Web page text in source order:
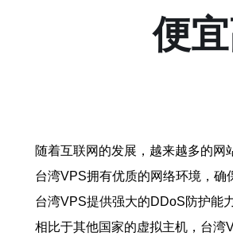
便
随着互联网的发展，越来越多的
台湾VPS拥有优质的网络环境，
台湾VPS提供强大的DDoS防护能
相比于其他国家的虚拟主机，台湾